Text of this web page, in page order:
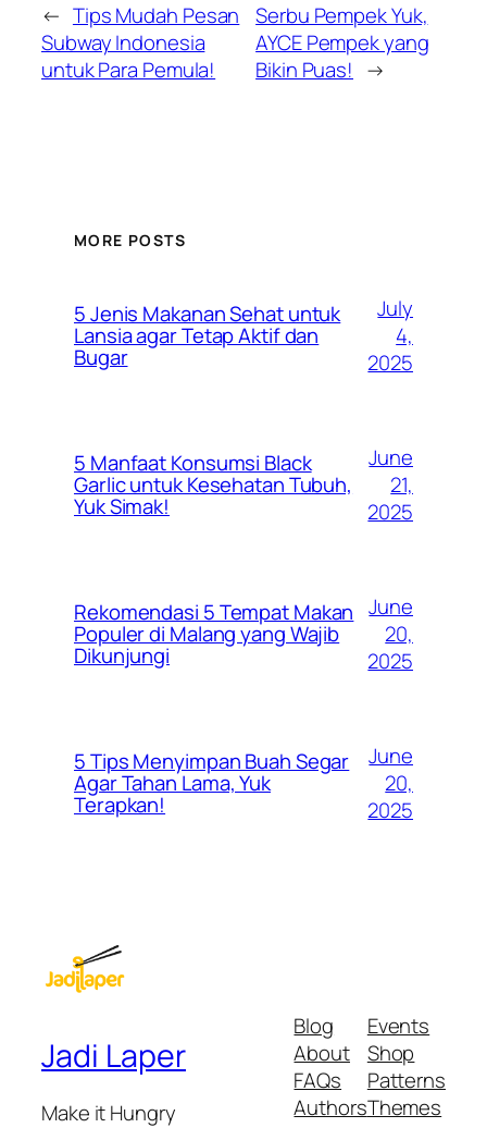
← Tips Mudah Pesan
Subway Indonesia
untuk Para Pemula!
Serbu Pempek Yuk,
AYCE Pempek yang
Bikin Puas! →
MORE POSTS
5 Jenis Makanan Sehat untuk
Lansia agar Tetap Aktif dan
Bugar
July
4,
2025
5 Manfaat Konsumsi Black
Garlic untuk Kesehatan Tubuh,
Yuk Simak!
June
21,
2025
Rekomendasi 5 Tempat Makan
Populer di Malang yang Wajib
Dikunjungi
June
20,
2025
5 Tips Menyimpan Buah Segar
Agar Tahan Lama, Yuk
Terapkan!
June
20,
2025
Jadi Laper
Make it Hungry
Blog
About
FAQs
Authors
Events
Shop
Patterns
Themes